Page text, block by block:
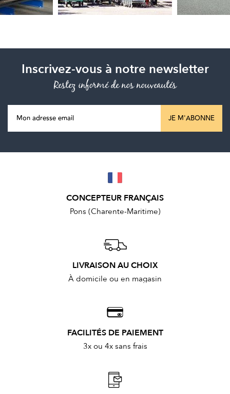
Inscrivez-vous à notre newsletter
Restez informé de nos nouveautés
JE M'ABONNE
CONCEPTEUR FRANÇAIS
Pons (Charente-Maritime)
LIVRAISON AU CHOIX
À domicile ou en magasin
FACILITÉS DE PAIEMENT
3x ou 4x sans frais